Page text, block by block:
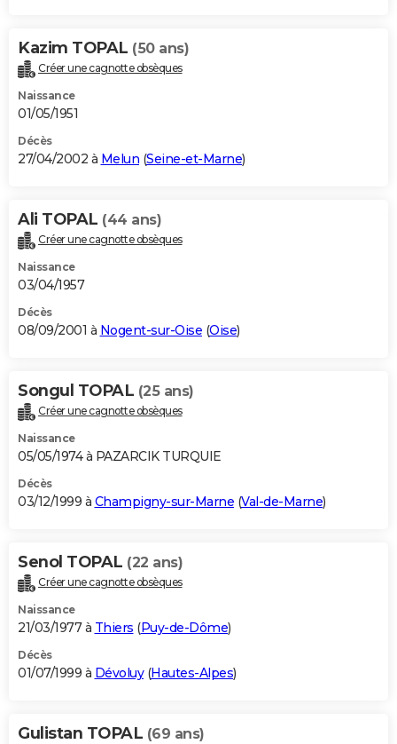
Kazim TOPAL (50 ans)
Créer une cagnotte obsèques
Naissance
01/05/1951
Décès
27/04/2002 à Melun (Seine-et-Marne)
Ali TOPAL (44 ans)
Créer une cagnotte obsèques
Naissance
03/04/1957
Décès
08/09/2001 à Nogent-sur-Oise (Oise)
Songul TOPAL (25 ans)
Créer une cagnotte obsèques
Naissance
05/05/1974 à PAZARCIK TURQUIE
Décès
03/12/1999 à Champigny-sur-Marne (Val-de-Marne)
Senol TOPAL (22 ans)
Créer une cagnotte obsèques
Naissance
21/03/1977 à Thiers (Puy-de-Dôme)
Décès
01/07/1999 à Dévoluy(Hautes-Alpes)
Gulistan TOPAL (69 ans)